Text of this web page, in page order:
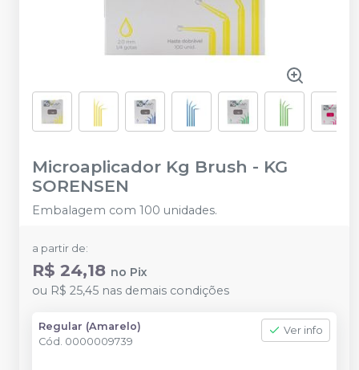
Microaplicador Kg Brush - KG
SORENSEN
Embalagem com 100 unidades.
a partir de:
R$ 24,18 no Pix
ou R$ 25,45 nas demais condições
Regular (Amarelo)
Cód. 0000009739
Ver info